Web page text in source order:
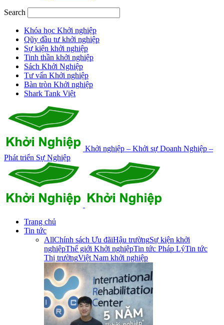
Search
Khóa học Khởi nghiệp
Qũy đầu tư khởi nghiệp
Sự kiện khởi nghiệp
Tinh thần khởi nghiệp
Sách Khởi Nghiệp
Tư vấn Khởi nghiệp
Bàn tròn Khởi nghiệp
Shark Tank Việt
Khởi nghiệp – Khởi sự Doanh Nghiệp –
Phát triển Sự Nghiệp
Trang chủ
Tin tức
AllChính sách Ưu đãiHậu trườngSự kiện khởi
nghiệpThế giới Khởi nghiệpTin tức Pháp LýTin tức
Thị trườngViệt Nam khởi nghiệp